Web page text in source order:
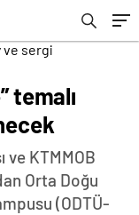
temalı
ve KTMMOB
Orta Doğu
(ODTÜ-